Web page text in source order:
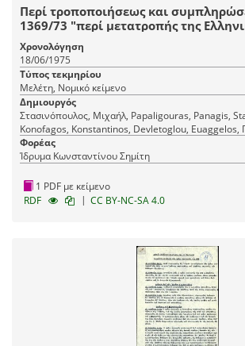
Περί τροποποιήσεως και
1369/73 "περί μετατροπής της
Βιομηχανικής Αναπτύξεως εις
Τραπεζικήν Εταιρείαν" και τινών
Χρονολόγηση
18/06/1975
Τύπος τεκμηρίου
Μελέτη, Νομικό κείμενο
Δημιουργός
Στασινόπουλος, Μιχαήλ, Papaligouras, Panagis,
Konofagos, Konstantinos, Devletoglou, Euaggelos,
Παναγής, Δεβλέτογλου, Ευάγγελος, Κονοφάγος,
Φορέας
Ίδρυμα Κωνσταντίνου Σημίτη
1 PDF με κείμενο
RDF
| CC BY-NC-SA 4.0